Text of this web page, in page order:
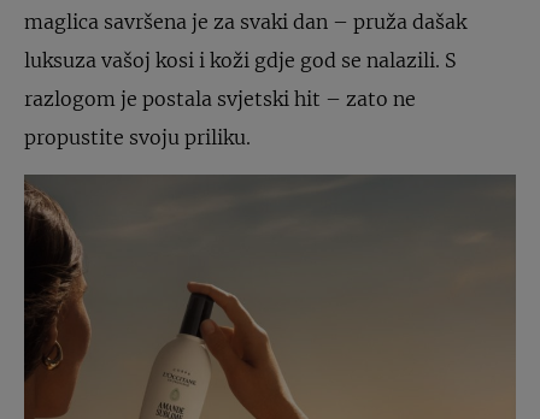
maglica savršena je za svaki dan – pruža dašak
luksuza vašoj kosi i koži gdje god se nalazili. S
razlogom je postala svjetski hit – zato ne
propustite svoju priliku.